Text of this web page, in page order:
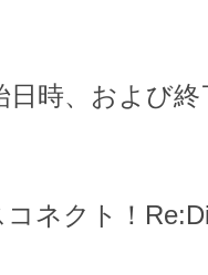
時、および
ネクト！